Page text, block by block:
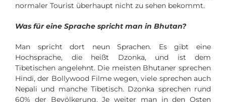
normaler Tourist überhaupt nicht zu sehen bekommt.
Was für eine Sprache spricht man in Bhutan?
Man spricht dort neun Sprachen. Es gibt eine
Hochsprache, die heißt Dzonka, und ist dem
Tibetischen angelehnt. Die meisten Bhutaner sprechen
Hindi, der Bollywood Filme wegen, viele sprechen auch
Nepali und manche Tibetisch. Dzonka sprechen rund
60% der Bevölkerung. Je weiter man in den Osten